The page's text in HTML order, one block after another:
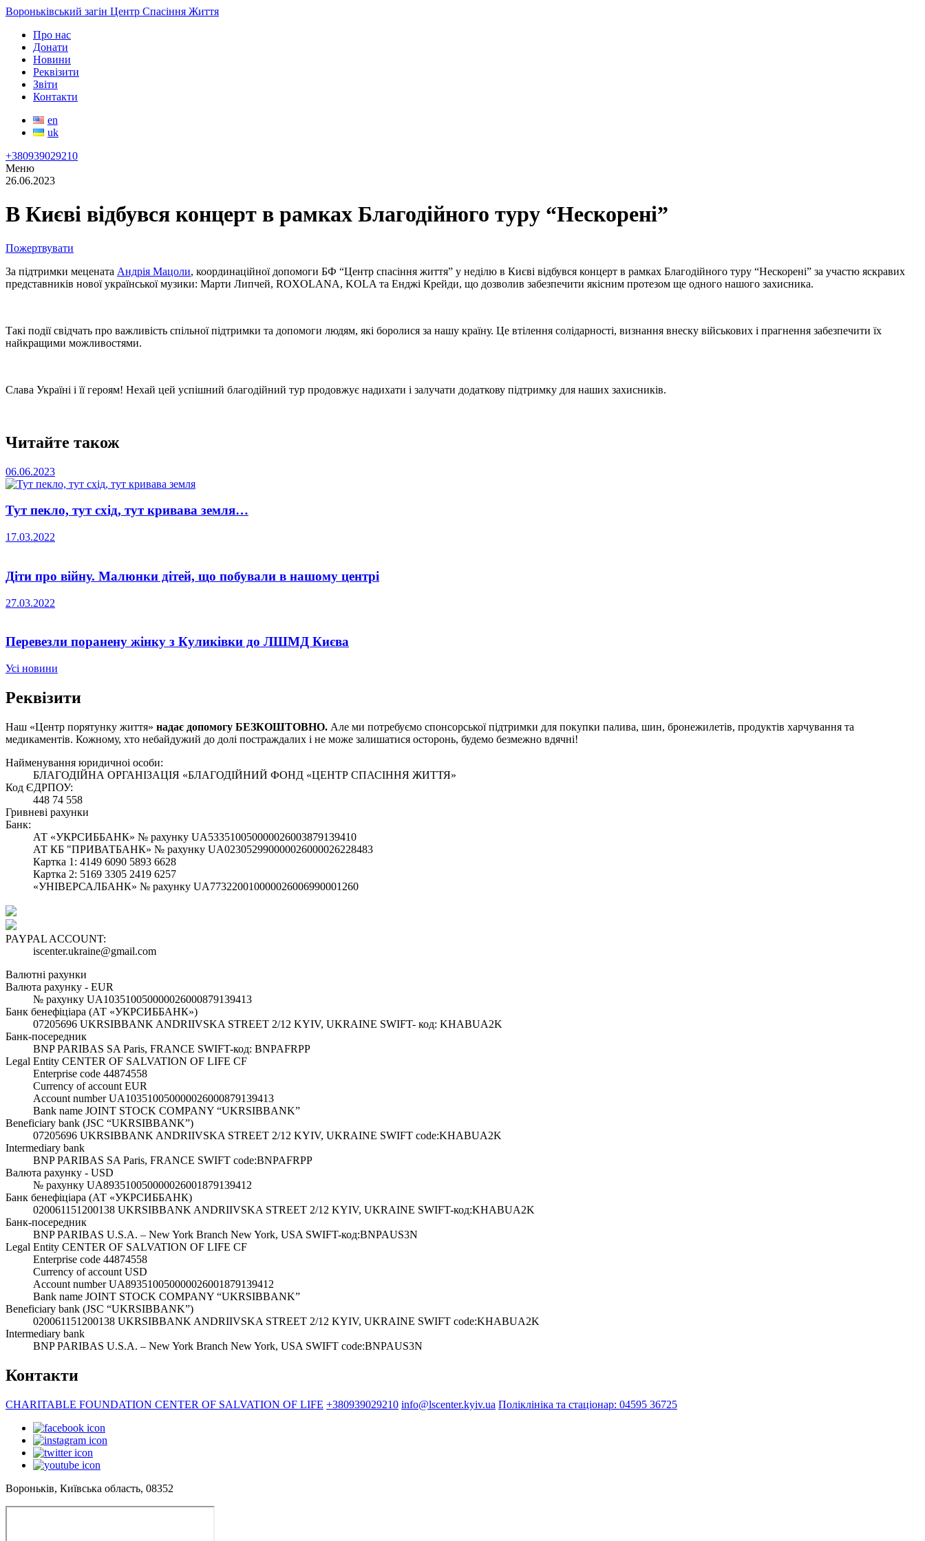
Вороньківський загін Центр Спасіння Життя
Про нас
Донати
Новини
Реквізити
Звіти
Контакти
en
uk
+380939029210
Меню
26.06.2023
В Києві відбувся концерт в рамках Благодійного туру “Нескорені”
Пожертвувати
За підтримки мецената Андрія Мацоли, координаційної допомоги БФ “Центр спасіння життя” у неділю в Києві відбувся концерт в рамках Благодійного туру “Нескорені” за участю яскравих
представників нової української музики: Марти Липчей, ROXOLANA, KOLA та Енджі Крейди, що дозволив забезпечити якісним протезом ще одного нашого захисника.
Такі події свідчать про важливість спільної підтримки та допомоги людям, які боролися за нашу країну. Це втілення солідарності, визнання внеску військових і прагнення забезпечити їх
найкращими можливостями.
Слава Україні і її героям! Нехай цей успішний благодійний тур продовжує надихати і залучати додаткову підтримку для наших захисників.
Читайте також
06.06.2023
Тут пекло, тут схід, тут кривава земля…
17.03.2022
Діти про війну. Малюнки дітей, що побували в нашому центрі
27.03.2022
Перевезли поранену жінку з Куликівки до ЛШМД Києва
Усі новини
Реквізити
Наш «Центр порятунку життя» надає допомогу БЕЗКОШТОВНО. Але ми потребуємо спонсорської підтримки для покупки палива, шин, бронежилетів, продуктів харчування та
медикаментів. Кожному, хто небайдужий до долі постраждалих і не може залишатися осторонь, будемо безмежно вдячні!
Найменування юридичноi особи:
БЛАГОДІЙНА ОРГАНІЗАЦІЯ «БЛАГОДІЙНИЙ ФОНД «ЦЕНТР СПАСІННЯ ЖИТТЯ»
Код ЄДРПОУ:
448 74 558
Гривневі рахунки
Банк:
АТ «УКРСИББАНК» № рахунку UA533510050000026003879139410
АТ КБ "ПРИВАТБАНК» № рахунку UA023052990000026000026228483
Картка 1: 4149 6090 5893 6628
Картка 2: 5169 3305 2419 6257
«УНІВЕРСАЛБАНК» № рахунку UA773220010000026006990001260
PAYPAL ACCOUNT:
iscenter.ukraine@gmail.com
Валютні рахунки
Валюта рахунку - EUR
№ рахунку UA103510050000026000879139413
Банк бенефіціара (АТ «УКРСИББАНК»)
07205696 UKRSIBBANK ANDRIIVSKA STREET 2/12 KYIV, UKRAINE SWIFT- код: KHABUA2K
Банк-посередник
BNP PARIBAS SA Paris, FRANCE SWIFT-код: BNPAFRPP
Legal Entity CENTER OF SALVATION OF LIFE CF
Enterprise code 44874558
Currency of account EUR
Account number UA103510050000026000879139413
Bank name JOINT STOCK COMPANY “UKRSIBBANK”
Beneficiary bank (JSC “UKRSIBBANK”)
07205696 UKRSIBBANK ANDRIIVSKA STREET 2/12 KYIV, UKRAINE SWIFT code:KHABUA2K
Intermediary bank
BNP PARIBAS SA Paris, FRANCE SWIFT code:BNPAFRPP
Валюта рахунку - USD
№ рахунку UA893510050000026001879139412
Банк бенефіціара (АТ «УКРСИББАНК)
020061151200138 UKRSIBBANK ANDRIIVSKA STREET 2/12 KYIV, UKRAINE SWIFT-код:KHABUA2K
Банк-посередник
BNP PARIBAS U.S.A. – New York Branch New York, USA SWIFT-код:BNPAUS3N
Legal Entity CENTER OF SALVATION OF LIFE CF
Enterprise code 44874558
Currency of account USD
Account number UA893510050000026001879139412
Bank name JOINT STOCK COMPANY “UKRSIBBANK”
Beneficiary bank (JSC “UKRSIBBANK”)
020061151200138 UKRSIBBANK ANDRIIVSKA STREET 2/12 KYIV, UKRAINE SWIFT code:KHABUA2K
Intermediary bank
BNP PARIBAS U.S.A. – New York Branch New York, USA SWIFT code:BNPAUS3N
Контакти
CHARITABLE FOUNDATION CENTER OF SALVATION OF LIFE +380939029210 info@lscenter.kyiv.ua Поліклініка та стаціонар: 04595 36725
Вороньків, Київська область, 08352